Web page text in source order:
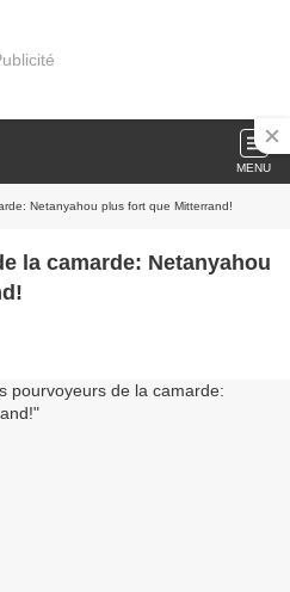
MENU
Netanyahou plus fort que Mitterrand!
la camarde: Netanyahou